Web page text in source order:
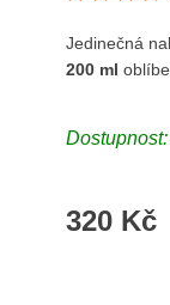
Jedinečná
200 ml
320 Kč